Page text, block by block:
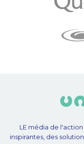
LE média de
inspirantes, des